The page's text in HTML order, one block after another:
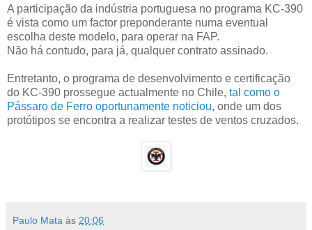
A participação da indústria portuguesa no programa KC-390
é vista como um factor preponderante numa eventual
escolha deste modelo, para operar na FAP.
Não há contudo, para já, qualquer contrato assinado.
Entretanto, o programa de desenvolvimento e certificação
do KC-390 prossegue actualmente no Chile, tal como o
Pássaro de Ferro oportunamente noticiou, onde um dos
protótipos se encontra a realizar testes de ventos cruzados.
Paulo Mata às 20:06